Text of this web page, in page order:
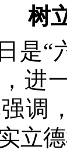
树
日是“
进
调
立